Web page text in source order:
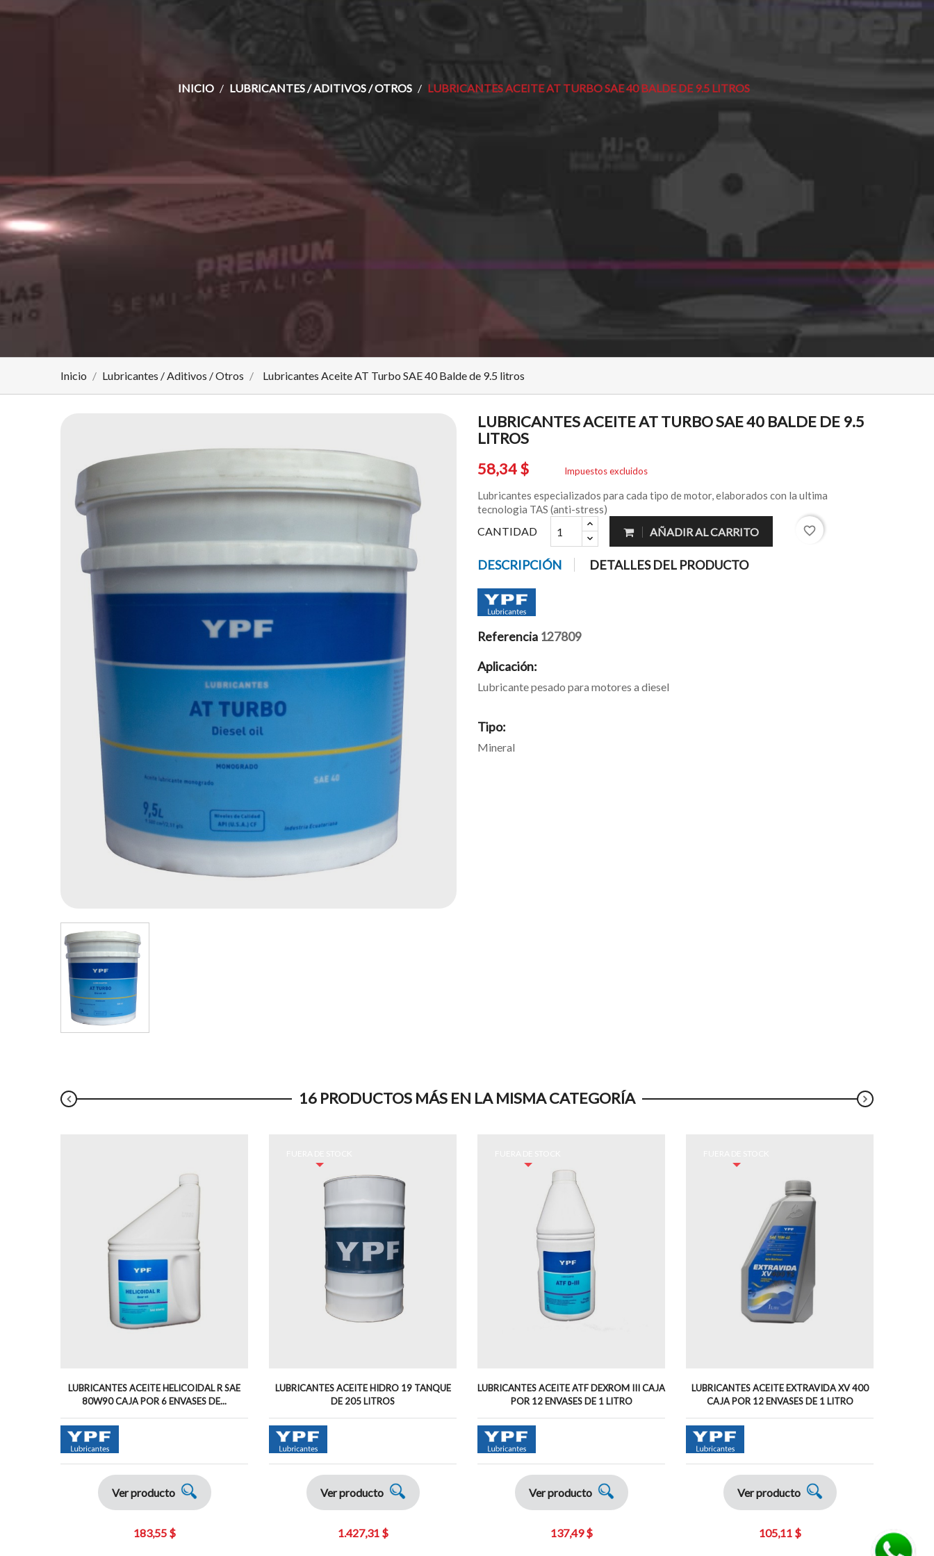
INICIO LUBRICANTES / ADITIVOS / OTROS LUBRICANTES ACEITE AT TURBO SAE 40 BALDE DE 9.5 LITROS
Inicio Lubricantes / Aditivos / Otros Lubricantes Aceite AT Turbo SAE 40 Balde de 9.5 litros
LUBRICANTES ACEITE AT TURBO SAE 40 BALDE DE 9.5
LITROS
58,34 $
Impuestos excluidos
Lubricantes especializados para cada tipo de motor, elaborados con la ultima
tecnologia TAS (anti-stress)
CANTIDAD AÑADIR AL CARRITO favorite_border
DESCRIPCIÓN DETALLES DEL PRODUCTO
Referencia 127809
Aplicación:
Lubricante pesado para motores a diesel
Tipo:
Mineral
16 PRODUCTOS MÁS EN LA MISMA CATEGORÍA
LUBRICANTES ACEITE HELICOIDAL R SAE
80W90 CAJA POR 6 ENVASES DE...
Ver producto
183,55 $
LUBRICANTES ACEITE HIDRO 19 TANQUE
DE 205 LITROS
Ver producto
1.427,31 $
LUBRICANTES ACEITE ATF DEXROM III CAJA
POR 12 ENVASES DE 1 LITRO
Ver producto
137,49 $
LUBRICANTES ACEITE EXTRAVIDA XV 400
CAJA POR 12 ENVASES DE 1 LITRO
Ver producto
105,11 $